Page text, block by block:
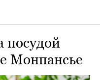
посудой
Монпансье